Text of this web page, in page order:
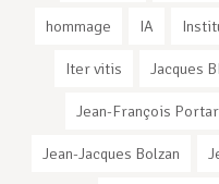
hommage IA
Iter vitis Jacques
Jean-François
Jean-Jacques Bolzan